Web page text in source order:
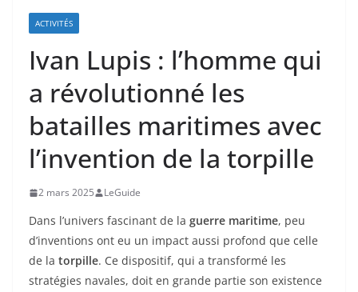
ACTIVITÉS
Ivan Lupis : l’homme qui
a révolutionné les
batailles maritimes avec
l’invention de la torpille
2 mars 2025 LeGuide
Dans l’univers fascinant de la guerre maritime, peu
d’inventions ont eu un impact aussi profond que celle
de la torpille. Ce dispositif, qui a transformé les
stratégies navales, doit en grande partie son existence